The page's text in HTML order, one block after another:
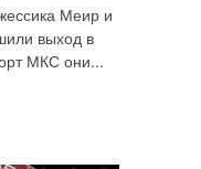
Меир и
выход в
МКС они...